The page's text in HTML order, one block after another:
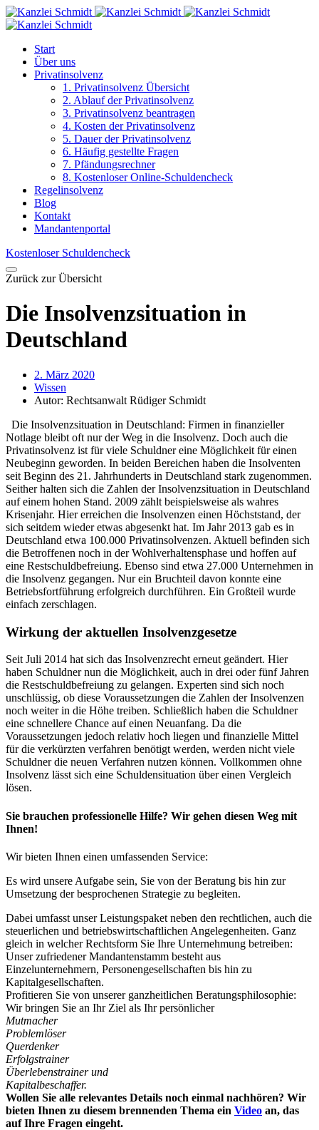
Start
Über uns
Privatinsolvenz
1. Privatinsolvenz Übersicht
2. Ablauf der Privatinsolvenz
3. Privatinsolvenz beantragen
4. Kosten der Privatinsolvenz
5. Dauer der Privatinsolvenz
6. Häufig gestellte Fragen
7. Pfändungsrechner
8. Kostenloser Online-Schuldencheck
Regelinsolvenz
Blog
Kontakt
Mandantenportal
Kostenloser Schuldencheck
Zurück zur Übersicht
Die Insolvenzsituation in
Deutschland
2. März 2020
Wissen
Autor: Rechtsanwalt Rüdiger Schmidt
Die Insolvenzsituation in Deutschland: Firmen in finanzieller
Notlage bleibt oft nur der Weg in die Insolvenz. Doch auch die
Privatinsolvenz ist für viele Schuldner eine Möglichkeit für einen
Neubeginn geworden. In beiden Bereichen haben die Insolventen
seit Beginn des 21. Jahrhunderts in Deutschland stark zugenommen.
Seither halten sich die Zahlen der Insolvenzsituation in Deutschland
auf einem hohen Stand. 2009 zählt beispielsweise als wahres
Krisenjahr. Hier erreichen die Insolvenzen einen Höchststand, der
sich seitdem wieder etwas abgesenkt hat. Im Jahr 2013 gab es in
Deutschland etwa 100.000 Privatinsolvenzen. Aktuell befinden sich
die Betroffenen noch in der Wohlverhaltensphase und hoffen auf
eine Restschuldbefreiung. Ebenso sind etwa 27.000 Unternehmen in
die Insolvenz gegangen. Nur ein Bruchteil davon konnte eine
Betriebsfortführung erfolgreich durchführen. Ein Großteil wurde
einfach zerschlagen.
Wirkung der aktuellen Insolvenzgesetze
Seit Juli 2014 hat sich das Insolvenzrecht erneut geändert. Hier
haben Schuldner nun die Möglichkeit, auch in drei oder fünf Jahren
die Restschuldbefreiung zu gelangen. Experten sind sich noch
unschlüssig, ob diese Voraussetzungen die Zahlen der Insolvenzen
noch weiter in die Höhe treiben. Schließlich haben die Schuldner
eine schnellere Chance auf einen Neuanfang. Da die
Voraussetzungen jedoch relativ hoch liegen und finanzielle Mittel
für die verkürzten verfahren benötigt werden, werden nicht viele
Schuldner die neuen Verfahren nutzen können. Vollkommen ohne
Insolvenz lässt sich eine Schuldensituation über einen Vergleich
lösen.
Sie brauchen professionelle Hilfe? Wir gehen diesen Weg mit
Ihnen!
Wir bieten Ihnen einen umfassenden Service:
Es wird unsere Aufgabe sein, Sie von der Beratung bis hin zur
Umsetzung der besprochenen Strategie zu begleiten.
Dabei umfasst unser Leistungspaket neben den rechtlichen, auch die
steuerlichen und betriebswirtschaftlichen Angelegenheiten. Ganz
gleich in welcher Rechtsform Sie Ihre Unternehmung betreiben:
Unser zufriedener Mandantenstamm besteht aus
Einzelunternehmern, Personengesellschaften bis hin zu
Kapitalgesellschaften.
Profitieren Sie von unserer ganzheitlichen Beratungsphilosophie:
Wir bringen Sie an Ihr Ziel als Ihr persönlicher
Mutmacher
Problemlöser
Querdenker
Erfolgstrainer
Überlebenstrainer und
Kapitalbeschaffer.
Wollen Sie alle relevantes Details noch einmal nachhören? Wir
bieten Ihnen zu diesem brennenden Thema ein Video an, das
auf Ihre Fragen eingeht.